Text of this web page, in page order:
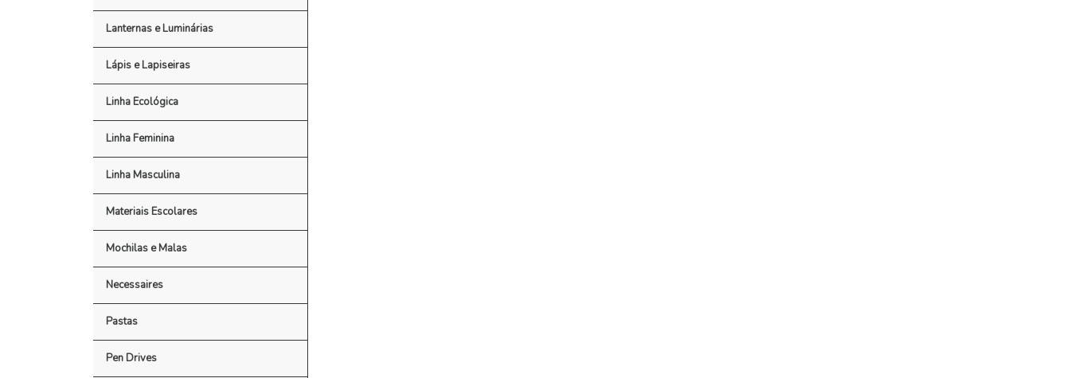
Lanternas e Luminárias
Lápis e Lapiseiras
Linha Ecológica
Linha Feminina
Linha Masculina
Materiais Escolares
Mochilas e Malas
Necessaires
Pastas
Pen Drives